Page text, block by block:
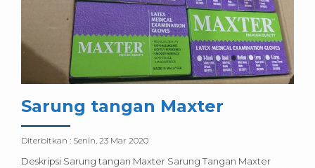
Sarung tangan Maxter
Diterbitkan : Senin, 23 Mar 2020
Deskripsi Sarung tangan Maxter Sarung Tangan Maxter